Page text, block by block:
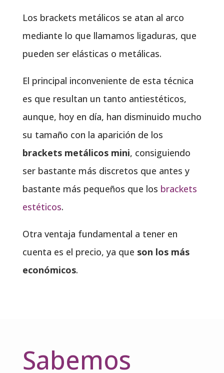
Los brackets metálicos se atan al arco
mediante lo que llamamos ligaduras, que
pueden ser elásticas o metálicas.
El principal inconveniente de esta técnica
es que resultan un tanto antiestéticos,
aunque, hoy en día, han disminuido mucho
su tamaño con la aparición de los
brackets metálicos mini, consiguiendo
ser bastante más discretos que antes y
bastante más pequeños que los brackets
estéticos.
Otra ventaja fundamental a tener en
cuenta es el precio, ya que son los más
económicos.
Sabemos